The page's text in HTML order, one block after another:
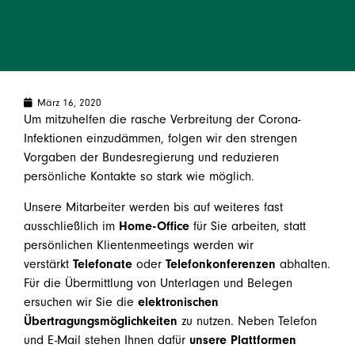
März 16, 2020
Um mitzuhelfen die rasche Verbreitung der Corona-
Infektionen einzudämmen, folgen wir den strengen
Vorgaben der Bundesregierung und reduzieren
persönliche Kontakte so stark wie möglich.
Unsere Mitarbeiter werden bis auf weiteres fast
ausschließlich im Home-Office für Sie arbeiten, statt
persönlichen Klientenmeetings werden wir
verstärkt Telefonate oder Telefonkonferenzen abhalten.
Für die Übermittlung von Unterlagen und Belegen
ersuchen wir Sie die elektronischen
Übertragungsmöglichkeiten zu nutzen. Neben Telefon
und E-Mail stehen Ihnen dafür unsere Plattformen